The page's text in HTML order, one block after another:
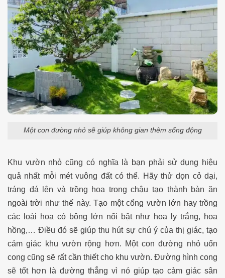
Một con đường nhỏ sẽ giúp không gian thêm sống động
Khu vườn nhỏ cũng có nghĩa là bạn phải sử dụng hiệu
quả nhất mỗi mét vuông đất có thể. Hãy thử dọn cỏ dại,
tráng đá lên và trồng hoa trong chậu tạo thành bàn ăn
ngoài trời như thế này. Tạo một cổng vườn lớn hay trồng
các loài hoa có bông lớn nổi bật như hoa ly trắng, hoa
hồng,… Điều đó sẽ giúp thu hút sự chú ý của thị giác, tạo
cảm giác khu vườn rộng hơn. Một con đường nhỏ uốn
cong cũng sẽ rất cần thiết cho khu vườn. Đường hình cong
sẽ tốt hơn là đường thẳng vì nó giúp tạo cảm giác sân